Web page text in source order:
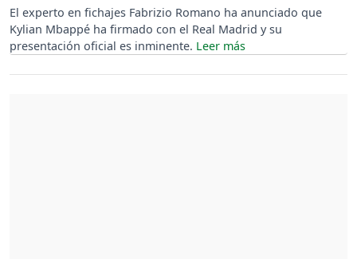
El experto en fichajes Fabrizio Romano ha anunciado que
Kylian Mbappé ha firmado con el Real Madrid y su
presentación oficial es inminente.